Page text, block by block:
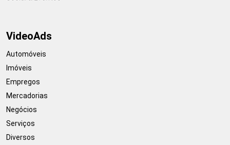
VideoAds
Automóveis
Imóveis
Empregos
Mercadorias
Negócios
Serviços
Diversos